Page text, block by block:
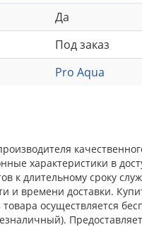
Да
Под заказ
Pro Aqua
характеристики в
длительному сроку
и времени доставки.
осуществляется